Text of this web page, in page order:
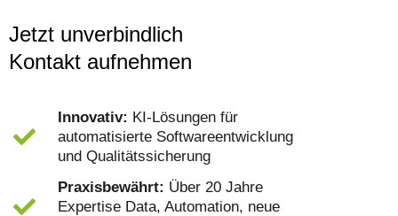
Jetzt unverbindlich
Kontakt aufnehmen
Innovativ: KI-Lösungen für
automatisierte Softwareentwicklung
und Qualitätssicherung
Praxisbewährt: Über 20 Jahre
Expertise Data, Automation, neue